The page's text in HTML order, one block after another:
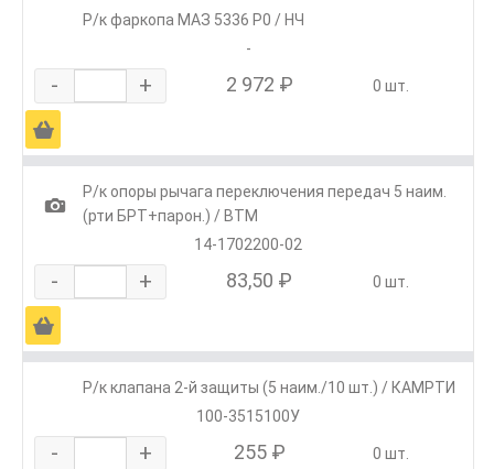
Р/к фаркопа МАЗ 5336 Р0 / НЧ
-
- + 2 972 ₽ 0 шт.
Ä
1
Р/к опоры рычага переключения передач 5 наим.
(рти БРТ+парон.) / ВТМ
14-1702200-02
- + 83,50 ₽ 0 шт.
Ä
Р/к клапана 2-й защиты (5 наим./10 шт.) / КАМРТИ
100-3515100У
- + 255 ₽ 0 шт.